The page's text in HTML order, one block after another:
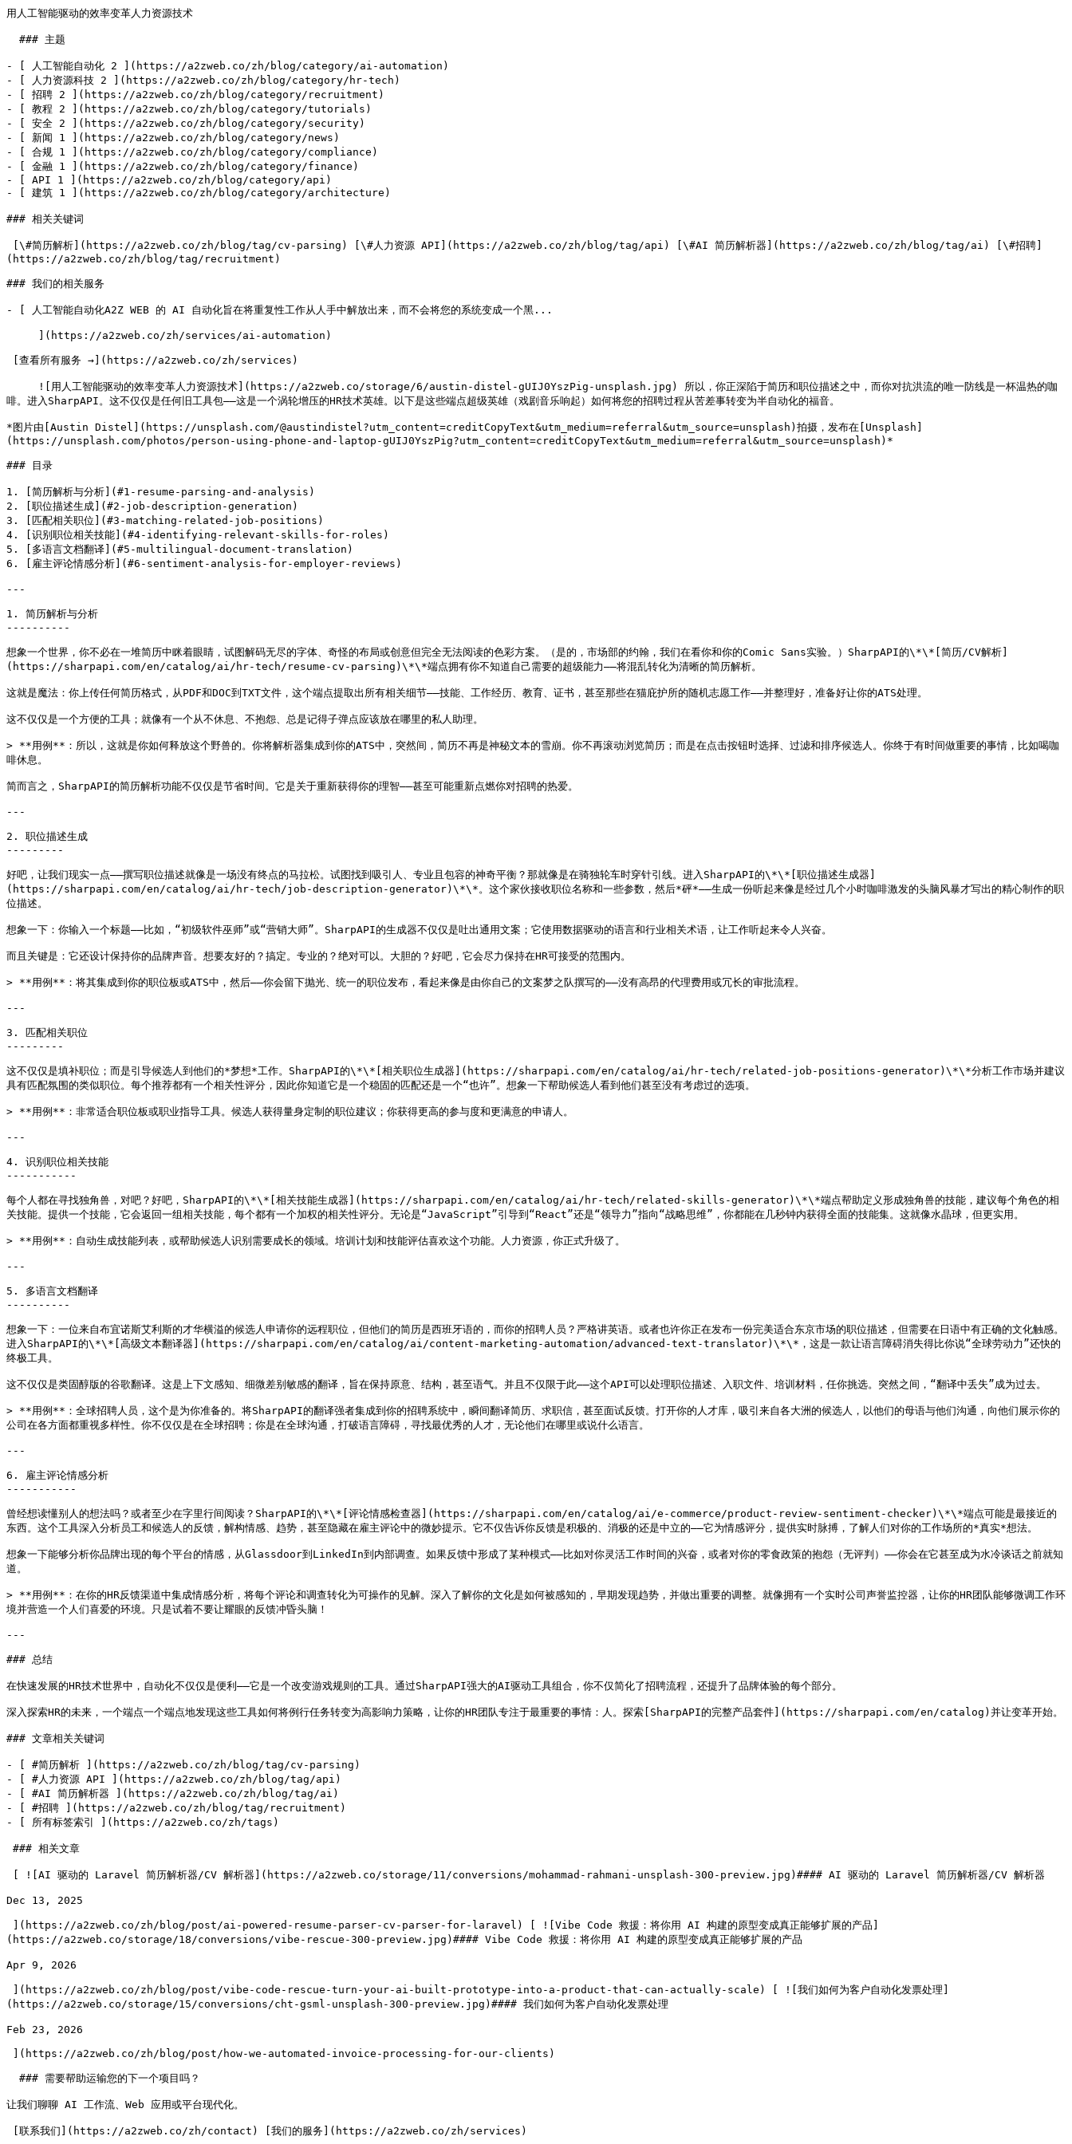
用人工智能驱动的效率变革人力资源技术
- [ 人工智能自动化 2 ](https://a2zweb.co/zh/blog/category/ai-automation)
- [ 人力资源科技 2 ](https://a2zweb.co/zh/blog/category/hr-tech)
- [ 招聘 2 ](https://a2zweb.co/zh/blog/category/recruitment)
- [ 教程 2 ](https://a2zweb.co/zh/blog/category/tutorials)
- [ 安全 2 ](https://a2zweb.co/zh/blog/category/security)
- [ 新闻 1 ](https://a2zweb.co/zh/blog/category/news)
- [ 合规 1 ](https://a2zweb.co/zh/blog/category/compliance)
- [ 金融 1 ](https://a2zweb.co/zh/blog/category/finance)
- [ API 1 ](https://a2zweb.co/zh/blog/category/api)
- [ 建筑 1 ](https://a2zweb.co/zh/blog/category/architecture)
### 相关关键词
(https://a2zweb.co/zh/blog/tag/recruitment)
### 我们的相关服务
- [ 人工智能自动化A2Z WEB 的 AI 自动化旨在将重复性工作从人手中解放出来，而不会将您的系统变成一个黑...
啡。进入SharpAPI。这不仅仅是任何旧工具包——这是一个涡轮增压的HR技术英雄。以下是这些端点超级英雄（戏剧音乐响起）如何将您的招聘过程从苦差事转变为半自动化的福音。
*图片由[Austin Distel](https://unsplash.com/@austindistel?utm_content=creditCopyText&utm_medium=referral&utm_source=unsplash)拍摄，发布在[Unsplash]
(https://unsplash.com/photos/person-using-phone-and-laptop-gUIJ0YszPig?utm_content=creditCopyText&utm_medium=referral&utm_source=unsplash)*
### 目录
1. [简历解析与分析](#1-resume-parsing-and-analysis)
2. [职位描述生成](#2-job-description-generation)
3. [匹配相关职位](#3-matching-related-job-positions)
4. [识别职位相关技能](#4-identifying-relevant-skills-for-roles)
5. [多语言文档翻译](#5-multilingual-document-translation)
6. [雇主评论情感分析](#6-sentiment-analysis-for-employer-reviews)
---
1. 简历解析与分析
----------
想象一个世界，你不必在一堆简历中眯着眼睛，试图解码无尽的字体、奇怪的布局或创意但完全无法阅读的色彩方案。（是的，市场部的约翰，我们在看你和你的Comic Sans实验。）SharpAPI的\*\*[简历/CV解析]
(https://sharpapi.com/en/catalog/ai/hr-tech/resume-cv-parsing)\*\*端点拥有你不知道自己需要的超级能力——将混乱转化为清晰的简历解析。
这就是魔法：你上传任何简历格式，从PDF和DOC到TXT文件，这个端点提取出所有相关细节——技能、工作经历、教育、证书，甚至那些在猫庇护所的随机志愿工作——并整理好，准备好让你的ATS处理。
这不仅仅是一个方便的工具；就像有一个从不休息、不抱怨、总是记得子弹点应该放在哪里的私人助理。
> **用例**：所以，这就是你如何释放这个野兽的。你将解析器集成到你的ATS中，突然间，简历不再是神秘文本的雪崩。你不再滚动浏览简历；而是在点击按钮时选择、过滤和排序候选人。你终于有时间做重要的事情，比如喝咖
啡休息。
简而言之，SharpAPI的简历解析功能不仅仅是节省时间。它是关于重新获得你的理智——甚至可能重新点燃你对招聘的热爱。
---
2. 职位描述生成
---------
好吧，让我们现实一点——撰写职位描述就像是一场没有终点的马拉松。试图找到吸引人、专业且包容的神奇平衡？那就像是在骑独轮车时穿针引线。进入SharpAPI的\*\*[职位描述生成器]
(https://sharpapi.com/en/catalog/ai/hr-tech/job-description-generator)\*\*。这个家伙接收职位名称和一些参数，然后*砰*——生成一份听起来像是经过几个小时咖啡激发的头脑风暴才写出的精心制作的职
位描述。
想象一下：你输入一个标题——比如，“初级软件巫师”或“营销大师”。SharpAPI的生成器不仅仅是吐出通用文案；它使用数据驱动的语言和行业相关术语，让工作听起来令人兴奋。
而且关键是：它还设计保持你的品牌声音。想要友好的？搞定。专业的？绝对可以。大胆的？好吧，它会尽力保持在HR可接受的范围内。
> **用例**：将其集成到你的职位板或ATS中，然后——你会留下抛光、统一的职位发布，看起来像是由你自己的文案梦之队撰写的——没有高昂的代理费用或冗长的审批流程。
---
3. 匹配相关职位
---------
这不仅仅是填补职位；而是引导候选人到他们的*梦想*工作。SharpAPI的\*\*[相关职位生成器](https://sharpapi.com/en/catalog/ai/hr-tech/related-job-positions-generator)\*\*分析工作市场并建议
具有匹配氛围的类似职位。每个推荐都有一个相关性评分，因此你知道它是一个稳固的匹配还是一个“也许”。想象一下帮助候选人看到他们甚至没有考虑过的选项。
> **用例**：非常适合职位板或职业指导工具。候选人获得量身定制的职位建议；你获得更高的参与度和更满意的申请人。
---
4. 识别职位相关技能
-----------
每个人都在寻找独角兽，对吧？好吧，SharpAPI的\*\*[相关技能生成器](https://sharpapi.com/en/catalog/ai/hr-tech/related-skills-generator)\*\*端点帮助定义形成独角兽的技能，建议每个角色的相
关技能。提供一个技能，它会返回一组相关技能，每个都有一个加权的相关性评分。无论是“JavaScript”引导到“React”还是“领导力”指向“战略思维”，你都能在几秒钟内获得全面的技能集。这就像水晶球，但更实用。
> **用例**：自动生成技能列表，或帮助候选人识别需要成长的领域。培训计划和技能评估喜欢这个功能。人力资源，你正式升级了。
---
5. 多语言文档翻译
----------
想象一下：一位来自布宜诺斯艾利斯的才华横溢的候选人申请你的远程职位，但他们的简历是西班牙语的，而你的招聘人员？严格讲英语。或者也许你正在发布一份完美适合东京市场的职位描述，但需要在日语中有正确的文化触感。
进入SharpAPI的\*\*[高级文本翻译器](https://sharpapi.com/en/catalog/ai/content-marketing-automation/advanced-text-translator)\*\*，这是一款让语言障碍消失得比你说“全球劳动力”还快的
终极工具。
这不仅仅是类固醇版的谷歌翻译。这是上下文感知、细微差别敏感的翻译，旨在保持原意、结构，甚至语气。并且不仅限于此——这个API可以处理职位描述、入职文件、培训材料，任你挑选。突然之间，“翻译中丢失”成为过去。
> **用例**：全球招聘人员，这个是为你准备的。将SharpAPI的翻译强者集成到你的招聘系统中，瞬间翻译简历、求职信，甚至面试反馈。打开你的人才库，吸引来自各大洲的候选人，以他们的母语与他们沟通，向他们展示你的
公司在各方面都重视多样性。你不仅仅是在全球招聘；你是在全球沟通，打破语言障碍，寻找最优秀的人才，无论他们在哪里或说什么语言。
---
6. 雇主评论情感分析
-----------
曾经想读懂别人的想法吗？或者至少在字里行间阅读？SharpAPI的\*\*[评论情感检查器](https://sharpapi.com/en/catalog/ai/e-commerce/product-review-sentiment-checker)\*\*端点可能是最接近的
东西。这个工具深入分析员工和候选人的反馈，解构情感、趋势，甚至隐藏在雇主评论中的微妙提示。它不仅告诉你反馈是积极的、消极的还是中立的——它为情感评分，提供实时脉搏，了解人们对你的工作场所的*真实*想法。
想象一下能够分析你品牌出现的每个平台的情感，从Glassdoor到LinkedIn到内部调查。如果反馈中形成了某种模式——比如对你灵活工作时间的兴奋，或者对你的零食政策的抱怨（无评判）——你会在它甚至成为水冷谈话之前就知
道。
> **用例**：在你的HR反馈渠道中集成情感分析，将每个评论和调查转化为可操作的见解。深入了解你的文化是如何被感知的，早期发现趋势，并做出重要的调整。就像拥有一个实时公司声誉监控器，让你的HR团队能够微调工作环
境并营造一个人们喜爱的环境。只是试着不要让耀眼的反馈冲昏头脑！
---
### 总结
在快速发展的HR技术世界中，自动化不仅仅是便利——它是一个改变游戏规则的工具。通过SharpAPI强大的AI驱动工具组合，你不仅简化了招聘流程，还提升了品牌体验的每个部分。
深入探索HR的未来，一个端点一个端点地发现这些工具如何将例行任务转变为高影响力策略，让你的HR团队专注于最重要的事情：人。探索[SharpAPI的完整产品套件](https://sharpapi.com/en/catalog)并让变革开始。
### 文章相关关键词
- [ #简历解析 ](https://a2zweb.co/zh/blog/tag/cv-parsing)
- [ #人力资源 API ](https://a2zweb.co/zh/blog/tag/api)
- [ #AI 简历解析器 ](https://a2zweb.co/zh/blog/tag/ai)
- [ #招聘 ](https://a2zweb.co/zh/blog/tag/recruitment)
- [ 所有标签索引 ](https://a2zweb.co/zh/tags)
Dec 13, 2025
(https://a2zweb.co/storage/18/conversions/vibe-rescue-300-preview.jpg)#### Vibe Code 救援：将你用 AI 构建的原型变成真正能够扩展的产品
Apr 9, 2026
(https://a2zweb.co/storage/15/conversions/cht-gsml-unsplash-300-preview.jpg)#### 我们如何为客户自动化发票处理
Feb 23, 2026
让我们聊聊 AI 工作流、Web 应用或平台现代化。